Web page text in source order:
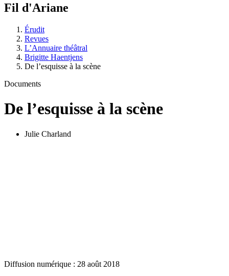
Fil d'Ariane
Érudit
Revues
L’Annuaire théâtral
Brigitte Haentjens
De l’esquisse à la scène
Documents
De l’esquisse à la scène
Julie Charland
Diffusion numérique : 28 août 2018